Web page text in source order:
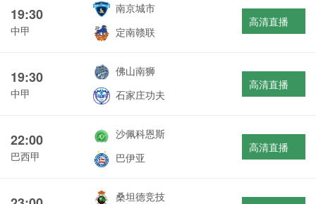
19:30
中甲
南京城市
定南赣联
高清直播
19:30
中甲
佛山南狮
石家庄功夫
高清直播
22:00
巴西甲
沙佩科恩斯
巴伊亚
高清直播
桑坦德竞技